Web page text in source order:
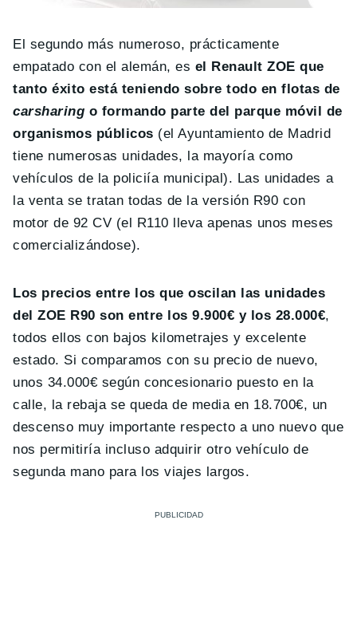
El segundo más numeroso, prácticamente
empatado con el alemán, es el Renault ZOE que
tanto éxito está teniendo sobre todo en flotas de
carsharing o formando parte del parque móvil de
organismos públicos (el Ayuntamiento de Madrid
tiene numerosas unidades, la mayoría como
vehículos de la policiía municipal). Las unidades a
la venta se tratan todas de la versión R90 con
motor de 92 CV (el R110 lleva apenas unos meses
comercializándose).
Los precios entre los que oscilan las unidades
del ZOE R90 son entre los 9.900€ y los 28.000€,
todos ellos con bajos kilometrajes y excelente
estado. Si comparamos con su precio de nuevo,
unos 34.000€ según concesionario puesto en la
calle, la rebaja se queda de media en 18.700€, un
descenso muy importante respecto a uno nuevo que
nos permitiría incluso adquirir otro vehículo de
segunda mano para los viajes largos.